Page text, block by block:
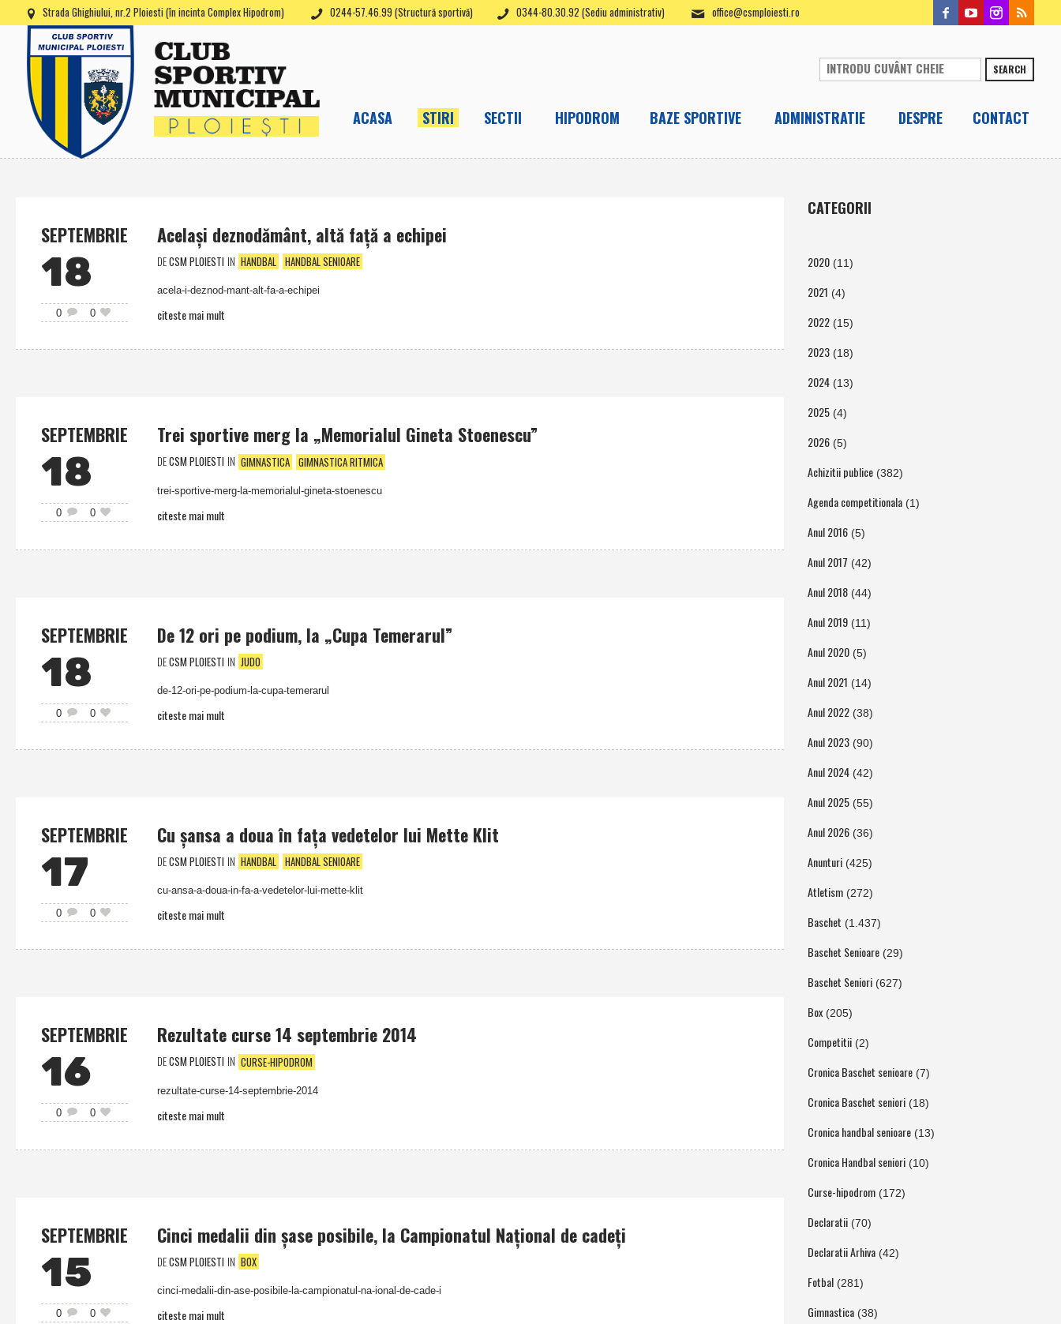
Strada Ghighiului, nr.2 Ploiesti (în incinta Complex Hipodrom) 0244-57.46.99 (Structură sportivă) 0344-80.30.92 (Sediu administrativ) office@csmploiesti.ro
SEARCH
ACASA STIRI SECTII HIPODROM BAZE SPORTIVE ADMINISTRATIE DESPRE CONTACT
SEPTEMBRIE
18
0 0
Acelaşi deznodământ, altă faţă a echipei
DECSM PLOIESTI IN HANDBAL HANDBAL SENIOARE
acela-i-deznod-mant-alt-fa-a-echipei
citeste mai mult
SEPTEMBRIE
18
0 0
Trei sportive merg la „Memorialul Gineta Stoenescu”
DECSM PLOIESTI IN GIMNASTICA GIMNASTICA RITMICA
trei-sportive-merg-la-memorialul-gineta-stoenescu
citeste mai mult
SEPTEMBRIE
18
0 0
De 12 ori pe podium, la „Cupa Temerarul”
DECSM PLOIESTI IN JUDO
de-12-ori-pe-podium-la-cupa-temerarul
citeste mai mult
SEPTEMBRIE
17
0 0
Cu şansa a doua în faţa vedetelor lui Mette Klit
DECSM PLOIESTI IN HANDBAL HANDBAL SENIOARE
cu-ansa-a-doua-in-fa-a-vedetelor-lui-mette-klit
citeste mai mult
SEPTEMBRIE
16
0 0
Rezultate curse 14 septembrie 2014
DECSM PLOIESTI IN CURSE-HIPODROM
rezultate-curse-14-septembrie-2014
citeste mai mult
SEPTEMBRIE
15
0 0
Cinci medalii din şase posibile, la Campionatul Naţional de cadeţi
DECSM PLOIESTI IN BOX
cinci-medalii-din-ase-posibile-la-campionatul-na-ional-de-cade-i
citeste mai mult
CATEGORII
2020(11)
2021 (4)
2022(15)
2023(18)
2024(13)
2025(4)
2026(5)
Achizitii publice(382)
Agenda competitionala(1)
Anul 2016(5)
Anul 2017 (42)
Anul 2018(44)
Anul 2019(11)
Anul 2020(5)
Anul 2021 (14)
Anul 2022(38)
Anul 2023(90)
Anul 2024(42)
Anul 2025(55)
Anul 2026(36)
Anunturi(425)
Atletism(272)
Baschet (1.437)
Baschet Senioare(29)
Baschet Seniori(627)
Box(205)
Competitii(2)
Cronica Baschet senioare(7)
Cronica Baschet seniori(18)
Cronica handbal senioare(13)
Cronica Handbal seniori(10)
Curse-hipodrom(172)
Declaratii(70)
Declaratii Arhiva(42)
Fotbal (281)
Gimnastica(38)